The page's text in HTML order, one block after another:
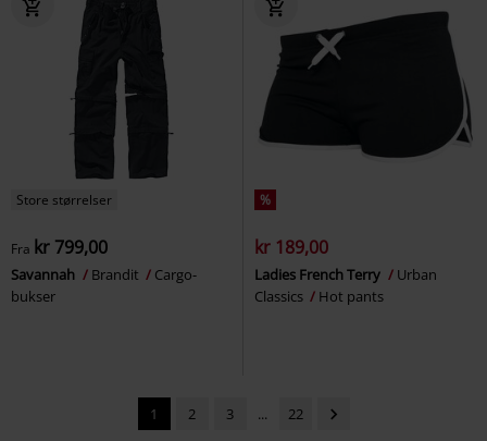
Store størrelser
Fra kr 799,00
Savannah Brandit
Cargo-
bukser
%
kr 189,00
Ladies French Terry
Urban
Classics
Hot pants
1 2 3 ... 22